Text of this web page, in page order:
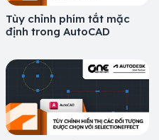
Tùy chỉnh phím tắt mặc
định trong AutoCAD